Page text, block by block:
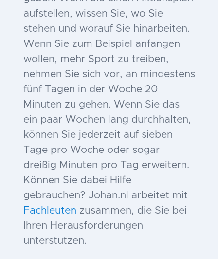
aufstellen, wissen Sie, wo Sie
stehen und worauf Sie hinarbeiten.
Wenn Sie zum Beispiel anfangen
wollen, mehr Sport zu treiben,
nehmen Sie sich vor, an mindestens
fünf Tagen in der Woche 20
Minuten zu gehen. Wenn Sie das
ein paar Wochen lang durchhalten,
können Sie jederzeit auf sieben
Tage pro Woche oder sogar
dreißig Minuten pro Tag erweitern.
Können Sie dabei Hilfe
gebrauchen? Johan.nl arbeitet mit
Fachleuten zusammen, die Sie bei
Ihren Herausforderungen
unterstützen.